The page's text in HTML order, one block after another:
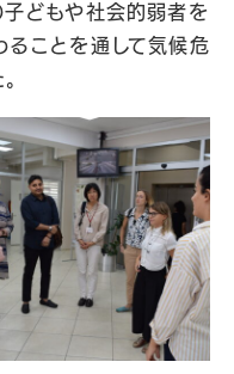
どもや社会的弱者を
ことを通して気候危